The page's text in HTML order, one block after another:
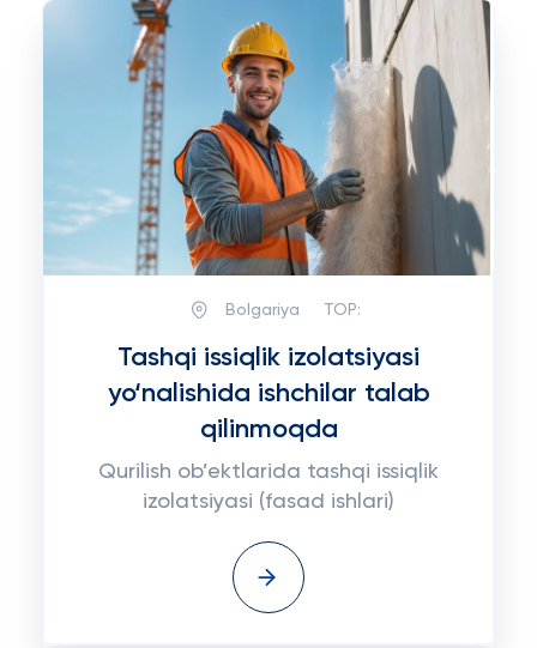
Bolgariya TOP:
Tashqi issiqlik izolatsiyasi
yo‘nalishida ishchilar talab
qilinmoqda
Qurilish ob’ektlarida tashqi issiqlik
izolatsiyasi (fasad ishlari)